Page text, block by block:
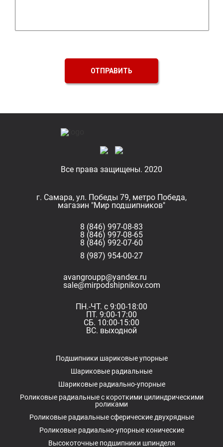
ОТПРАВИТЬ
Все права защищены. 2020
г. Самара, ул. Победы 79, метро Победа,
магазин "Мир подшипников"
8 (846) 997-08-83
8 (846) 997-08-65
8 (846) 992-07-60
8 (987) 954-00-27
avangroupp@yandex.ru
sale@mirpodshipnikov.com
ПН.-ЧТ. с 9:00-18:00
ПТ. 9:00-17:00
СБ. 10:00-15:00
ВС. выходной
Подшипники шариковые упорные
Шариковые радиальные
Шариковые радиально-упорные
Роликовые радиальные с короткими цилиндрическими
роликами
Роликовые радиальные сферические двухрядные
Роликовые радиально-упорные конические
Высокоточные подшипники шпинделя